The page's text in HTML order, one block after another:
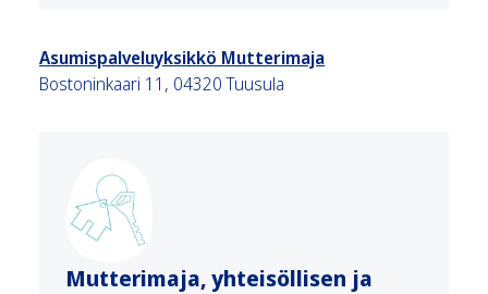
Asumispalveluyksikkö Mutterimaja
Bostoninkaari 11, 04320 Tuusula
Mutterimaja, yhteisöllisen ja